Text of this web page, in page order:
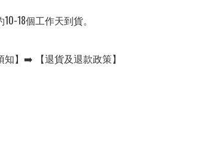
18個工作天到貨。
】➡️ 【退貨及退款政策】